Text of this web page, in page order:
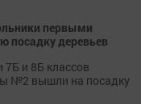
первыми
посадку деревьев
7Б и 8Б классов
№2 вышли на посадку